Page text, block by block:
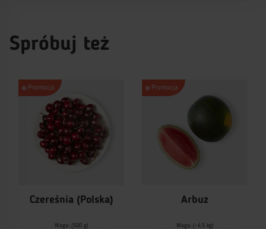
Spróbuj też
Promocja
Czereśnia (Polska)
Waga: (500 g)
Promocja
Arbuz
Waga: (~4,5 kg)